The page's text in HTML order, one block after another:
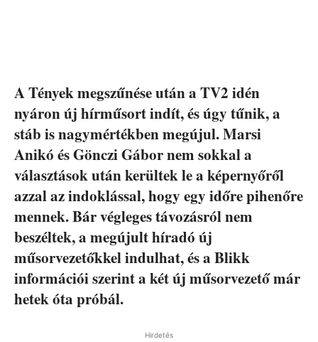
A Tények megszűnése után a TV2 idén
nyáron új hírműsort indít, és úgy tűnik, a
stáb is nagymértékben megújul. Marsi
Anikó és Gönczi Gábor nem sokkal a
választások után kerültek le a képernyőről
azzal az indoklással, hogy egy időre pihenőre
mennek. Bár végleges távozásról nem
beszéltek, a megújult híradó új
műsorvezetőkkel indulhat, és a Blikk
információi szerint a két új műsorvezető már
hetek óta próbál.
Hirdetés